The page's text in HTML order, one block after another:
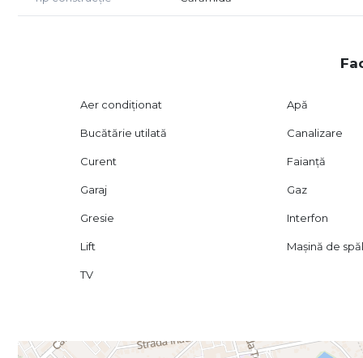
Aer condiționat Apă
Bucătărie utilată Canalizare
Curent Faianță
Garaj Gaz
Gresie Interfon
Lift Mașină de
TV